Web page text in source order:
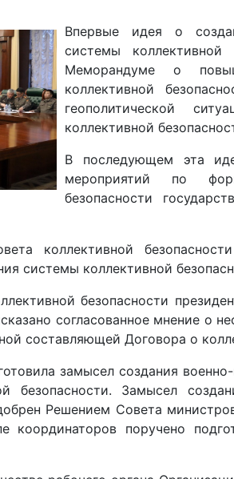
Впервые идея о
системы
Меморандуме о
коллективной
геополитической
коллективной
В последующем эта
мероприятий по
безопасности
коллективной
системы коллективной
безопасности
согласованное мнение о
составляющей Договора о
замысел создания
безопасности. Замысел
Решением Совета
поручено